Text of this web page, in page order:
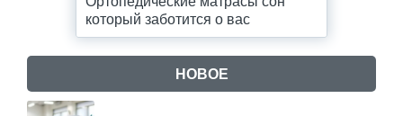
который заботится о вас
НОВОЕ